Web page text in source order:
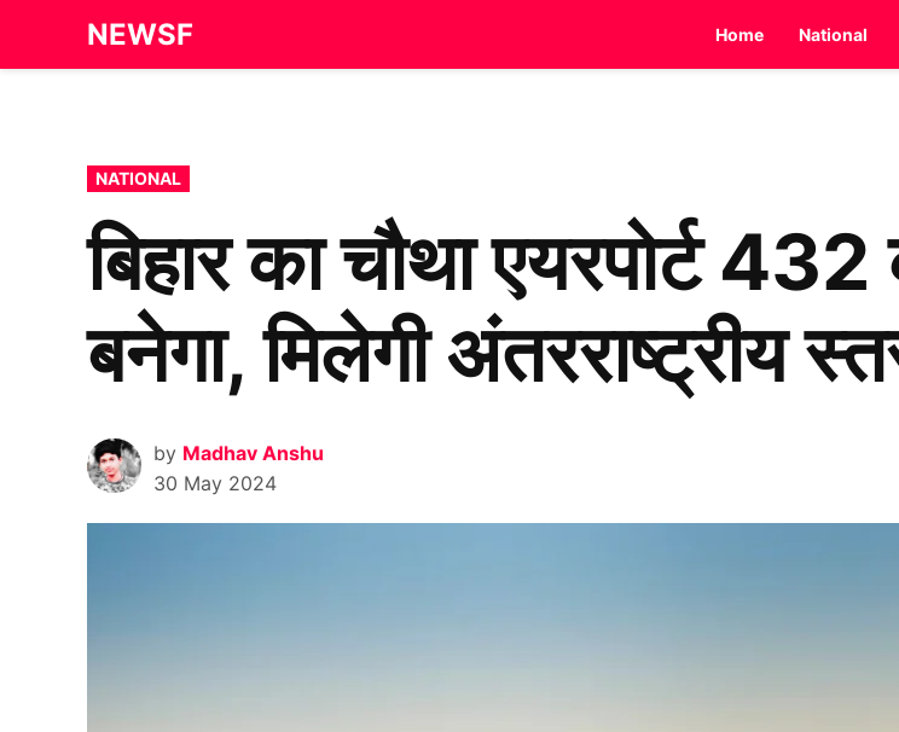
NEWSF Home National
POSTED
IN
NATIONAL
बिहार का चौथा एयरपोर्ट
बनेगा, मिलेगी अंतरराष्ट्रीय
by Madhav Anshu
30 May 2024